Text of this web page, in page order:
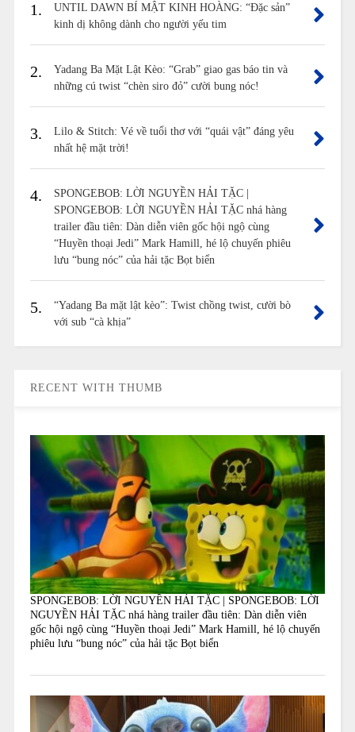
1.
UNTIL DAWN BÍ MẬT KINH HOÀNG: “Đặc sản”
kinh dị không dành cho người yếu tim
2.
Yadang Ba Mặt Lật Kèo: “Grab” giao gas báo tin và
những cú twist “chèn siro đỏ” cười bung nóc!
3.
Lilo & Stitch: Vé về tuổi thơ với “quái vật” đáng yêu
nhất hệ mặt trời!
4.
SPONGEBOB: LỜI NGUYỀN HẢI TẶC |
SPONGEBOB: LỜI NGUYỀN HẢI TẶC nhá hàng
trailer đầu tiên: Dàn diễn viên gốc hội ngộ cùng
“Huyền thoại Jedi” Mark Hamill, hé lộ chuyến phiêu
lưu “bung nóc” của hải tặc Bọt biển
5.
“Yadang Ba mặt lật kèo”: Twist chồng twist, cười bò
với sub “cà khịa”
RECENT WITH THUMB
SPONGEBOB: LỜI NGUYỀN HẢI TẶC | SPONGEBOB: LỜI
NGUYỀN HẢI TẶC nhá hàng trailer đầu tiên: Dàn diễn viên
gốc hội ngộ cùng “Huyền thoại Jedi” Mark Hamill, hé lộ chuyến
phiêu lưu “bung nóc” của hải tặc Bọt biển